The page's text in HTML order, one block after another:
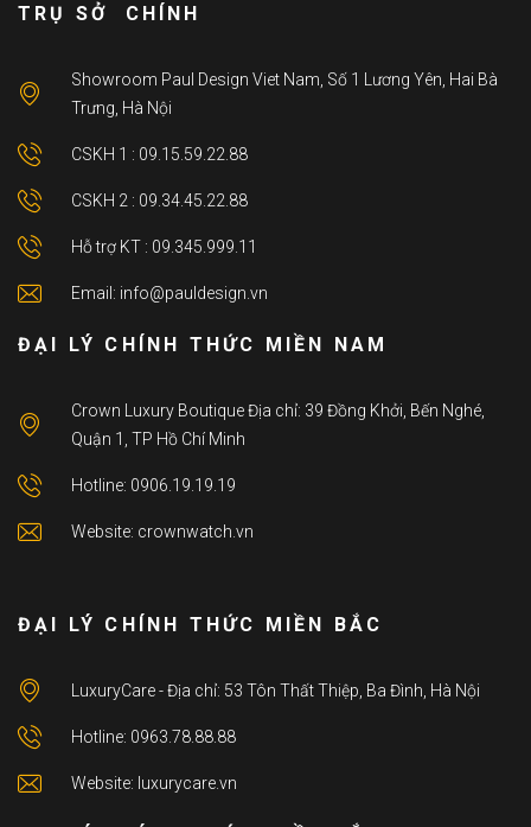
TRỤ SỞ CHÍNH
Showroom Paul Design Viet Nam, Số 1 Lương Yên, Hai Bà
Trưng, Hà Nội
CSKH 1 : 09.15.59.22.88
CSKH 2 : 09.34.45.22.88
Hỗ trợ KT : 09.345.999.11
Email: info@pauldesign.vn
ĐẠI LÝ CHÍNH THỨC MIỀN NAM
Crown Luxury Boutique Địa chỉ: 39 Đồng Khởi, Bến Nghé,
Quận 1, TP Hồ Chí Minh
Hotline: 0906.19.19.19
Website: crownwatch.vn
ĐẠI LÝ CHÍNH THỨC MIỀN BẮC
LuxuryCare - Địa chỉ: 53 Tôn Thất Thiệp, Ba Đình, Hà Nội
Hotline: 0963.78.88.88
Website: luxurycare.vn